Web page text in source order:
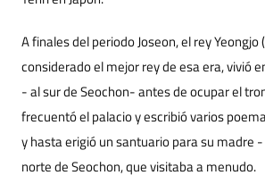
A finales del periodo Joseon, el rey Yeongjo
considerado el mejor rey de esa era, vivió
- al sur de Seochon- antes de ocupar el
frecuentó el palacio y escribió varios
y hasta erigió un santuario para su madre
norte de Seochon, que visitaba a menudo.